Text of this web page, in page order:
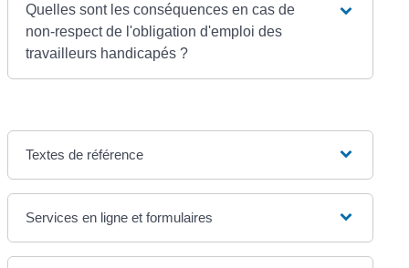
Quelles sont les conséquences en cas de
non-respect de l'obligation d'emploi des
travailleurs handicapés ?
Textes de référence
Services en ligne et formulaires